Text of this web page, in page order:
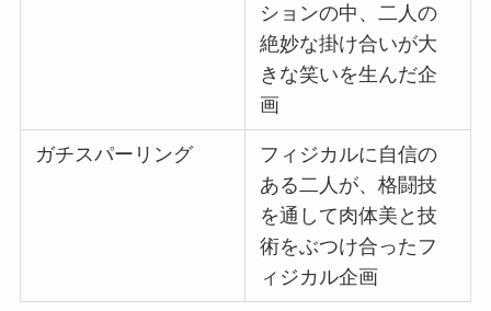
ションの中、二人の
絶妙な掛け合いが大
きな笑いを生んだ企
画
ガチスパーリング
フィジカルに自信の
ある二人が、格闘技
を通して肉体美と技
術をぶつけ合ったフ
ィジカル企画